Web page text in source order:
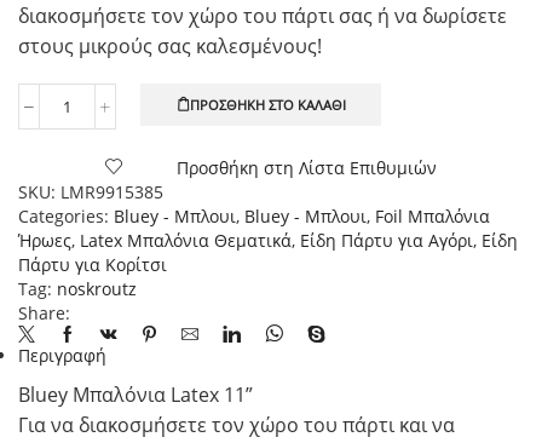
διακοσμήσετε τον χώρο του πάρτι σας ή να δωρίσετε
στους μικρούς σας καλεσμένους!
Bluey
Latex
11''
-
27,5εκ.
6
τεμ.
ποσότητα
ΠΡΟΣΘΉΚΗ ΣΤΟ ΚΑΛΆΘΙ
Προσθήκη στη Λίστα Επιθυμιών
SKU: LMR9915385
Categories: Bluey - Μπλουι, Bluey - Μπλουι, Foil Μπαλόνια
Ήρωες, Latex Μπαλόνια Θεματικά, Είδη Πάρτυ για Αγόρι, Είδη
Πάρτυ για Κορίτσι
Tag: noskroutz
Share:
Περιγραφή
Bluey Μπαλόνια Latex 11”
Για να διακοσμήσετε τον χώρο του πάρτι και να